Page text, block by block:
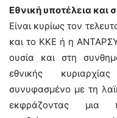
Εθνική υποτέλεια και
Είναι κυρίως τον
και το ΚΚΕ ή η
ουσία και στη
εθνικής
συνυφασμένο με τη
εκφράζοντας μια